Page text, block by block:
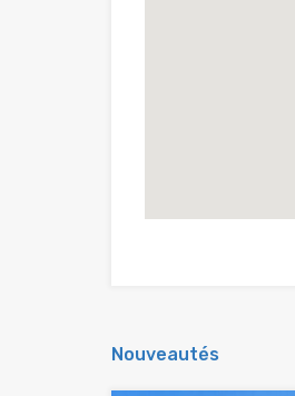
Nouveautés